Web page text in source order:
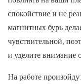
спокойствие и не
магнитных бурь
чувствительной,
и уделите внимание
На работе